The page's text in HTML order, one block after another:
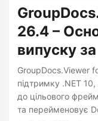
26.4 –
випуску
GroupDocs.Viewer
підтримку .NET 10,
до цільового
та перейменовує